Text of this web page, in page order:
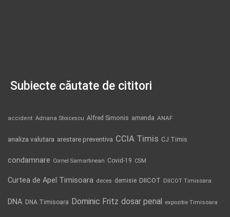
Subiecte căutate de cititori
accident Adriana Stoicescu Alfred Simonis amenda ANAF
analiza valutara arestare preventiva CCIA Timis CJ Timis
condamnare Cornel Samartinean Covid-19 CSM
Curtea de Apel Timisoara deces demisie DIICOT DIICOT Timisoara
DNA DNA Timisoara Dominic Fritz dosar penal expozitie Timisoara